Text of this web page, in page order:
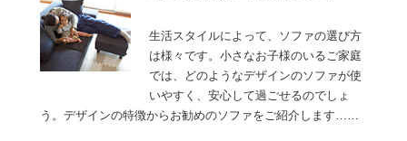
生活スタイルによって、ソファの選び方
は様々です。小さなお子様のいるご家庭
では、どのようなデザインのソファが使
いやすく、安心して過ごせるのでしょ
う。デザインの特徴からお勧めのソファをご紹介します……